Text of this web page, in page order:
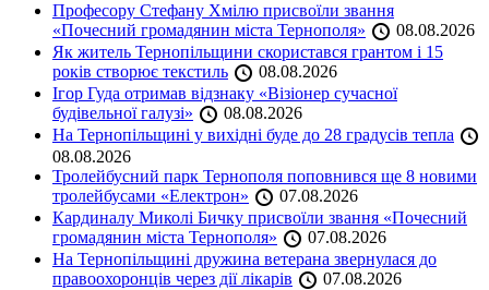
Професору Стефану Хмілю присвоїли звання
«Почесний громадянин міста Тернополя»
08.08.2026
Як житель Тернопільщини скористався грантом і 15
років створює текстиль
08.08.2026
Ігор Гуда отримав відзнаку «Візіонер сучасної
будівельної галузі»
08.08.2026
На Тернопільщині у вихідні буде до 28 градусів тепла
08.08.2026
Тролейбусний парк Тернополя поповнився ще 8 новими
тролейбусами «Електрон»
07.08.2026
Кардиналу Миколі Бичку присвоїли звання «Почесний
громадянин міста Тернополя»
07.08.2026
На Тернопільщині дружина ветерана звернулася до
правоохоронців через дії лікарів
07.08.2026